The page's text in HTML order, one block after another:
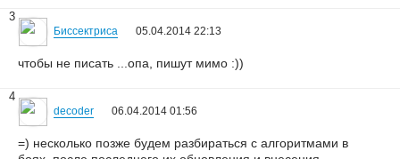
3
Биссектриса 05.04.2014 22:13
чтобы не писать ...опа, пишут мимо :))
4
decoder 06.04.2014 01:56
=) несколько позже будем разбираться с алгоритмами в